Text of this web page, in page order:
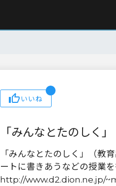
いいね
「みんなとたのしく」
「みんなとたのしく」（教
ートに書きあうなどの授業
http://